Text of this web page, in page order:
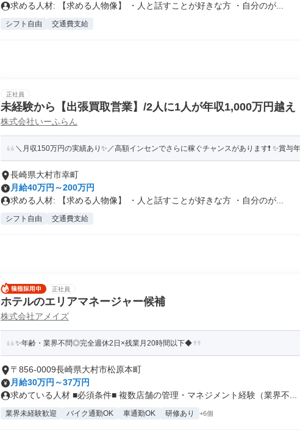
求める人材: 【求める人物像】 ・人と話すことが好きな方 ・自分のが...
シフト自由 交通費支給
正社員
未経験から【出張買取営業】/2人に1人が年収1,000万円越え
株式会社いーふらん
＼月収150万円の実績あり✨／高額インセンでさらに稼ぐチャンスがあります❗ ✨賞与
長崎県大村市幸町
月給40万円～200万円
求める人材: 【求める人物像】 ・人と話すことが好きな方 ・自分のが...
シフト自由 交通費支給
正社員
ホテルのエリアマネージャー候補
株式会社アメイズ
✨年齢・業界不問◎完全週休2日×残業月20時間以下◆
〒856-0009長崎県大村市松原本町
月給30万円～37万円
求めている人材 ■必須条件■ 複数店舗の管理・マネジメント経験（業界不...
業界未経験歓迎 バイク通勤OK 車通勤OK 研修あり +6個